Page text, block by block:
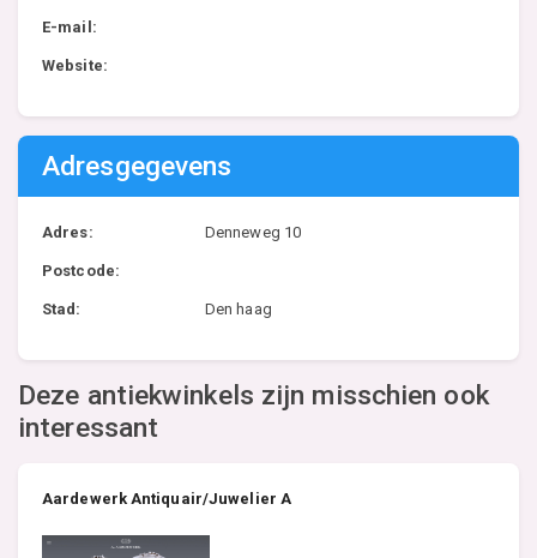
E-mail:
Website:
Adresgegevens
Adres: Denneweg 10
Postcode:
Stad: Den haag
Deze antiekwinkels zijn misschien ook
interessant
Aardewerk Antiquair/Juwelier A